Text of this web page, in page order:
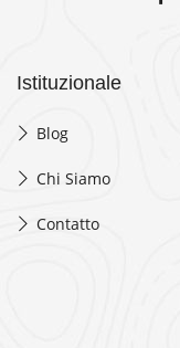
Istituzionale
Blog
Chi Siamo
Contatto